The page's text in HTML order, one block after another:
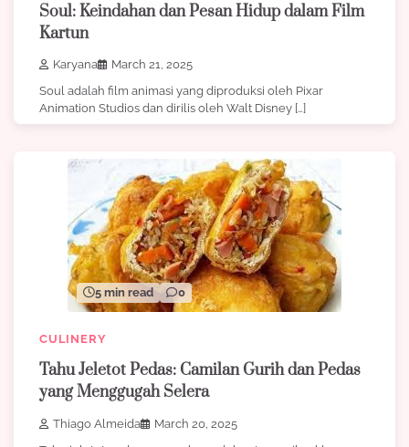
Soul: Keindahan dan Pesan Hidup dalam Film
Kartun
Karyana
March 21, 2025
Soul adalah film animasi yang diproduksi oleh Pixar
Animation Studios dan dirilis oleh Walt Disney […]
5 min read 0
CULINERY
Tahu Jeletot Pedas: Camilan Gurih dan Pedas
yang Menggugah Selera
Thiago Almeida
March 20, 2025